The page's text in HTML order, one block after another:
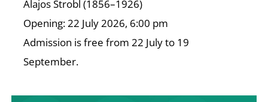
Alajos Strobl (1856–1926)
Opening: 22 July 2026, 6:00 pm
Admission is free from 22 July to 19
September.